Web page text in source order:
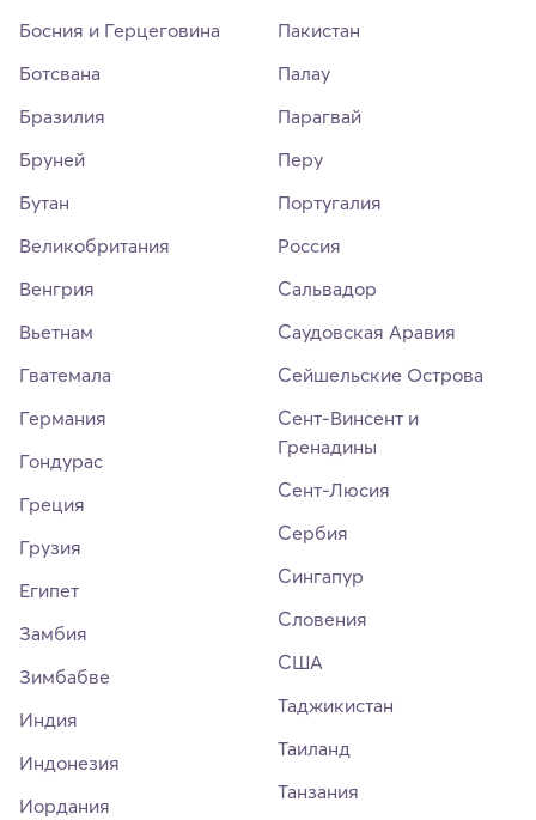
Босния и Герцеговина
Ботсвана
Бразилия
Бруней
Бутан
Великобритания
Венгрия
Вьетнам
Гватемала
Германия
Гондурас
Греция
Грузия
Египет
Замбия
Зимбабве
Индия
Индонезия
Иордания
Пакистан
Палау
Парагвай
Перу
Португалия
Россия
Сальвадор
Саудовская Аравия
Сейшельские Острова
Сент-Винсент и
Гренадины
Сент-Люсия
Сербия
Сингапур
Словения
США
Таджикистан
Таиланд
Танзания